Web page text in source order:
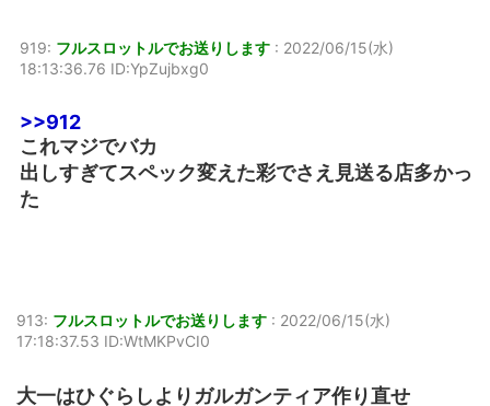
919: フルスロットルでお送りします : 2022/06/15(水)
18:13:36.76 ID:YpZujbxg0
>>912
これマジでバカ
出しすぎてスペック変えた彩でさえ見送る店多かっ
た
913: フルスロットルでお送りします : 2022/06/15(水)
17:18:37.53 ID:WtMKPvCI0
大一はひぐらしよりガルガンティア作り直せ